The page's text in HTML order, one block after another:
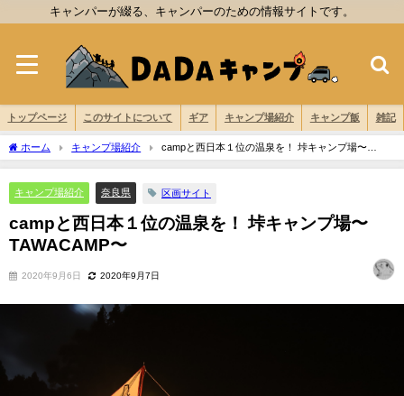
キャンパーが綴る、キャンパーのための情報サイトです。
トップページ このサイトについて ギア キャンプ場紹介 キャンプ飯 雑記
ホーム キャンプ場紹介
campと西日本１位の温泉を！ 垰キャンプ場〜
TAWACAMP〜
キャンプ場紹介 奈良県 区画サイト
campと西日本１位の温泉を！ 垰キャンプ場〜
TAWACAMP〜
2020年9月6日 2020年9月7日